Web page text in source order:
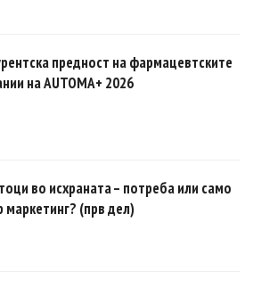
предност на фармацевтските
на AUTOMA+ 2026
во исхраната – потреба или само
маркетинг? (прв дел)